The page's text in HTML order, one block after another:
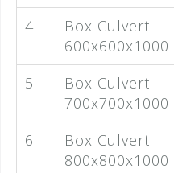
4
Box Culvert
600x600x1000
5
Box Culvert
700x700x1000
6
Box Culvert
800x800x1000